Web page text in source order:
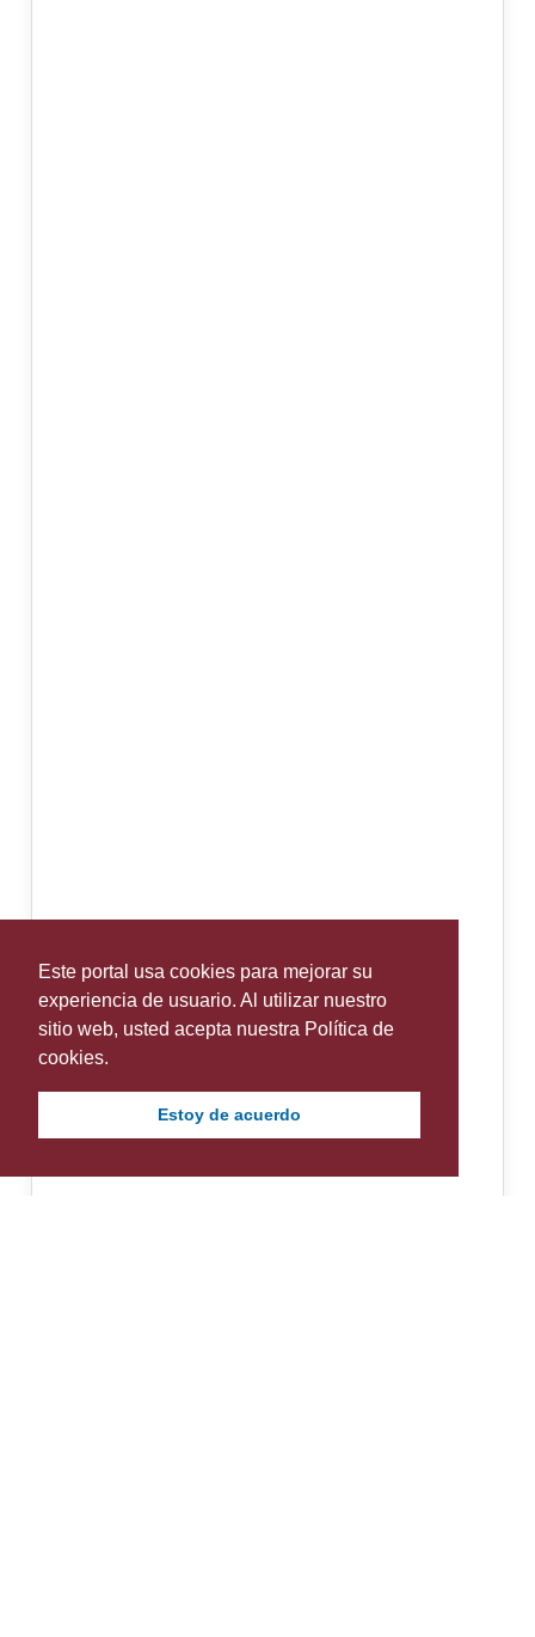
Este portal usa cookies para mejorar su
experiencia de usuario. Al utilizar nuestro
sitio web, usted acepta nuestra Política de
cookies.
Estoy de acuerdo